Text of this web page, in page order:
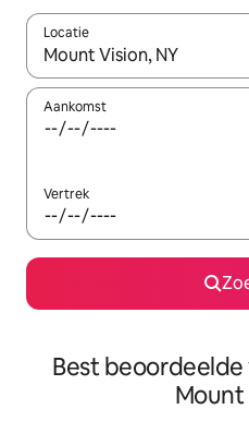
Locatie
Wanneer er suggesties
Aankomst
Vertrek
Best
Mount